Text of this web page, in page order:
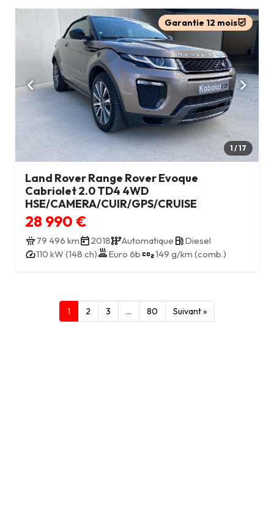
Garantie 12 mois
1 / 17
Land Rover Range Rover Evoque
Cabriolet 2.0 TD4 4WD
HSE/CAMERA/CUIR/GPS/CRUISE
28 990 €
79 496 km 2018 Automatique
Diesel
110 kW (148 ch)
Euro 6b 149 g/km (comb.)
1 2 3 … 80 Suivant »